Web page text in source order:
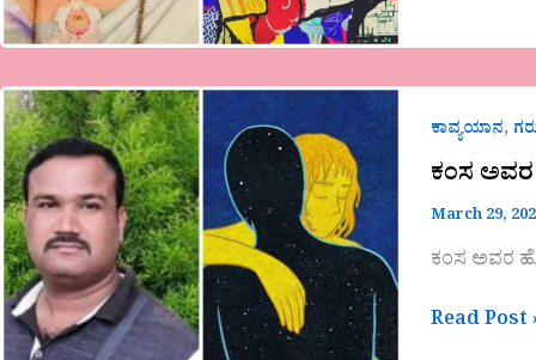
ಕಾವ್ಯಯಾನ,
ಕಂಸ
March 29,
ಕಂಸ ಅವರ
ಅವರ
ಹೊಸ
Read Post